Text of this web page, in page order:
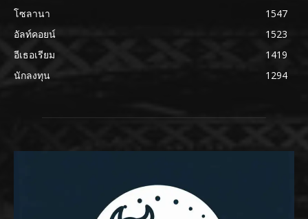
โซลานา
1547
อัลท์คอยน์
1523
อีเธอเรียม
1419
นักลงทุน
1294